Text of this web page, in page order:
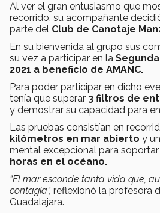
Al ver el gran entusiasmo que
recorrido, su acompañante
parte del Club de Canotaje
En su bienvenida al grupo sus
su vez a participar en la
2021 a beneficio de AMANC.
Para poder participar en dicho
tenía que superar 3 filtros de
y demostrar su capacidad para
Las pruebas consistían en
kilómetros en mar abierto y
mental excepcional para
horas en el océano.
“El mar esconde tanta vida que,
contagia”, reflexionó la profesora
Guadalajara.